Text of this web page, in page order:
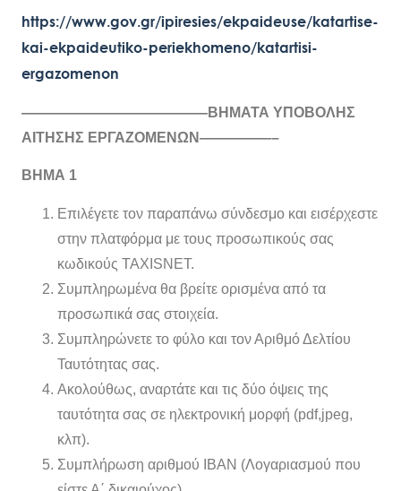
https://www.gov.gr/ipiresies/ekpaideuse/katartise-
kai-ekpaideutiko-periekhomeno/katartisi-
ergazomenon
—————————————ΒΗΜΑΤΑ ΥΠΟΒΟΛΗΣ
ΑΙΤΗΣΗΣ ΕΡΓΑΖΟΜΕΝΩΝ—————–
ΒΗΜΑ 1
Επιλέγετε τον παραπάνω σύνδεσμο και εισέρχεστε
στην πλατφόρμα με τους προσωπικούς σας
κωδικούς TAXISNET.
Συμπληρωμένα θα βρείτε ορισμένα από τα
προσωπικά σας στοιχεία.
Συμπληρώνετε το φύλο και τον Αριθμό Δελτίου
Ταυτότητας σας.
Ακολούθως, αναρτάτε και τις δύο όψεις της
ταυτότητα σας σε ηλεκτρονική μορφή (pdf,jpeg,
κλπ).
Συμπλήρωση αριθμού ΙΒΑΝ (Λογαριασμού που